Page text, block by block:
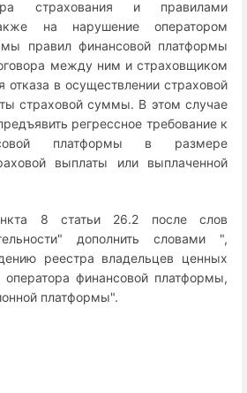
страхования и правилами
на нарушение оператором
правил финансовой платформы
между ним и страховщиком
отказа в осуществлении страховой
страховой суммы. В этом случае
регрессное требование к
платформы в размере
выплаты или выплаченной
8 статьи 26.2 после слов
дополнить словами ",
реестра владельцев ценных
оператора финансовой платформы,
платформы".